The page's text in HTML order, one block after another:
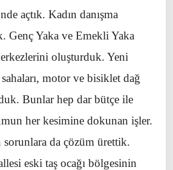
açtık. Kadın danışma
Genç Yaka ve Emekli Yaka
oluşturduk. Yeni
motor ve bisiklet dağ
Bunlar hep dar bütçe ile
her kesimine dokunan işler.
da çözüm ürettik.
eski taş ocağı bölgesinin